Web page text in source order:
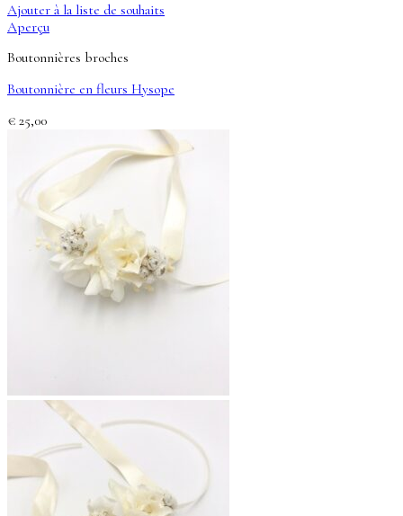
Ajouter à la liste de souhaits
Aperçu
Boutonnières broches
Boutonnière en fleurs Hysope
€ 25,00